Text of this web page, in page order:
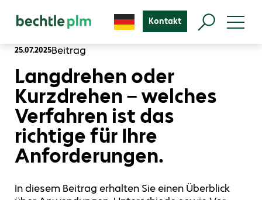
Kontakt
25.07.2025Beitrag
Langdrehen oder
Kurzdrehen – welches
Verfahren ist das
richtige für Ihre
Anforderungen.
In diesem Beitrag erhalten Sie einen Überblick